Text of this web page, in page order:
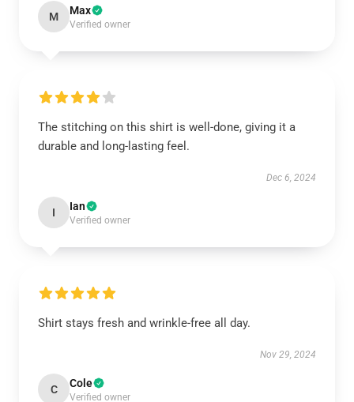
M Max
Verified owner
The stitching on this shirt is well-done, giving it a
durable and long-lasting feel.
Dec 6, 2024
I Ian
Verified owner
Shirt stays fresh and wrinkle-free all day.
Nov 29, 2024
C Cole
Verified owner